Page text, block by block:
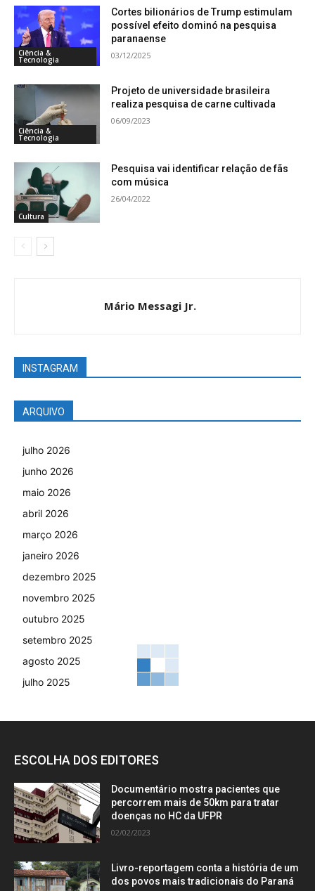
Ciência &
Tecnologia
Cortes bilionários de Trump estimulam
possível efeito dominó na pesquisa
paranaense
03/12/2025
Ciência &
Tecnologia
Projeto de universidade brasileira
realiza pesquisa de carne cultivada
06/09/2023
Cultura
Pesquisa vai identificar relação de fãs
com música
26/04/2022
Mário Messagi Jr.
INSTAGRAM
ARQUIVO
julho 2026
junho 2026
maio 2026
abril 2026
março 2026
janeiro 2026
dezembro 2025
novembro 2025
outubro 2025
setembro 2025
agosto 2025
julho 2025
ESCOLHA DOS EDITORES
Documentário mostra pacientes que
percorrem mais de 50km para tratar
doenças no HC da UFPR
02/02/2023
Livro-reportagem conta a história de um
dos povos mais tradicionais do Paraná